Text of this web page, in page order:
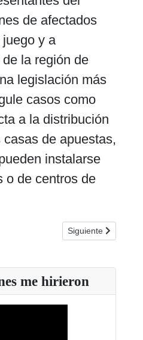
de afectados
y a
la región de
legislación más
casos como
a la distribución
de apuestas,
instalarse
o de centros de
a favor de AGRAJER el 7 de Julio
Artículo siguiente:
Siguiente
me hirieron